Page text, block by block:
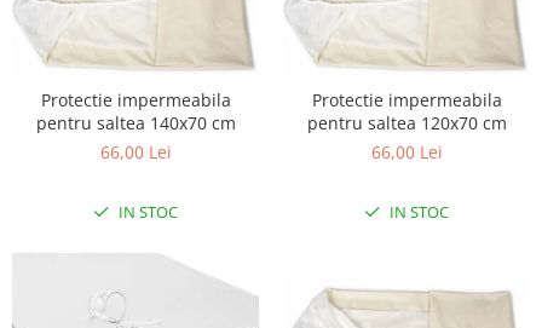
Protectie impermeabila
pentru saltea 140x70 cm
66,00 Lei
IN STOC
Protectie impermeabila
pentru saltea 120x70 cm
66,00 Lei
IN STOC